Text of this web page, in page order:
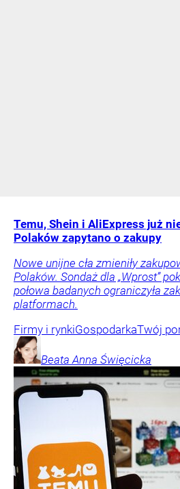
Temu, Shein i AliExpress już
Polaków zapytano o zakupy
Nowe unijne cła zmieniły
Polaków. Sondaż dla „Wprost”
połowa badanych ograniczyła
platformach.
Firmy i rynkiGospodarkaTwój
Beata Anna Święcicka